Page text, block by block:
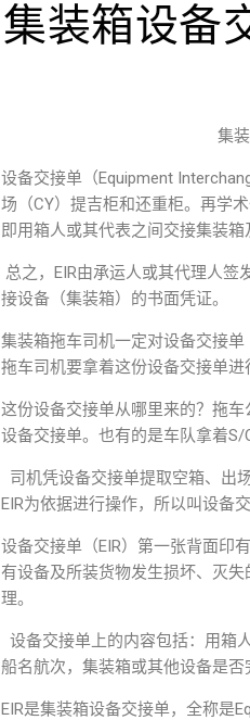
集装箱设备
集
设备交接单（Equipment
场（CY）提吉柜和还重柜。再学
即用箱人或其代表之间交接集装箱
总之，EIR由承运人或其代理人
接设备（集装箱）的书面凭证。
集装箱拖车司机一定对设备交接
拖车司机要拿着这份设备交接单进
这份设备交接单从哪里来的？拖
设备交接单。也有的是车队拿着S/
司机凭设备交接单提取空箱、出
EIR为依据进行操作，所以叫设备交
设备交接单（EIR）第一张背面印
有设备及所装货物发生损坏、灭
理。
设备交接单上的内容包括：用箱
船名航次，集装箱或其他设备是否
EIR是集装箱设备交接单，全称是